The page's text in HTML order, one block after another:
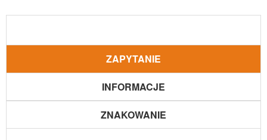
ZAPYTANIE
INFORMACJE
ZNAKOWANIE